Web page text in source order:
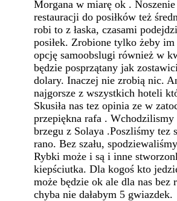
Morgana w miarę ok .
restauracji do posiłków też
robi to z łaska, czasami
posiłek. Zrobione tylko żeby im
opcję samoobslugi również w
będzie posprzątany jak
dolary. Inaczej nie zrobią nic.
najgorsze z wszystkich hoteli
Skusiła nas tez opinia ze w
przepiękna rafa .
brzegu z Solaya .Poszliśmy tez
rano. Bez szału,
Rybki może i są i inne
kiepściutka. Dla kogoś kto
może będzie ok ale dla nas bez
chyba nie dałabym 5 gwiazdek.